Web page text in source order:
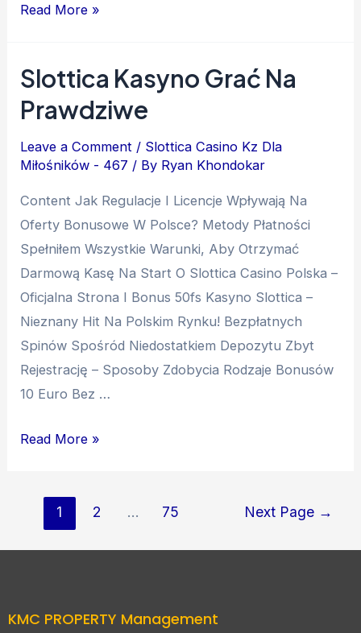
Read More »
Slottica Kasyno Grać Na
Prawdziwe
Leave a Comment / Slottica Casino Kz Dla
Miłośników - 467 / By Ryan Khondokar
Content Jak Regulacje I Licencje Wpływają Na
Oferty Bonusowe W Polsce? Metody Płatności
Spełniłem Wszystkie Warunki, Aby Otrzymać
Darmową Kasę Na Start O Slottica Casino Polska –
Oficjalna Strona I Bonus 50fs Kasyno Slottica –
Nieznany Hit Na Polskim Rynku! Bezpłatnych
Spinów Spośród Niedostatkiem Depozytu Zbyt
Rejestrację – Sposoby Zdobycia Rodzaje Bonusów
10 Euro Bez …
Read More »
1 2 … 75 Next Page →
KMC PROPERTY Management